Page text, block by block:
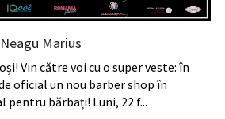
Marius
Vin către voi cu o super veste: în
oficial un nou barber shop în
pentru bărbați! Luni, 22 f...